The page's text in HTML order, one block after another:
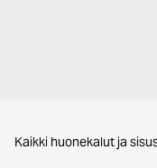
Kaikki huonekalut ja